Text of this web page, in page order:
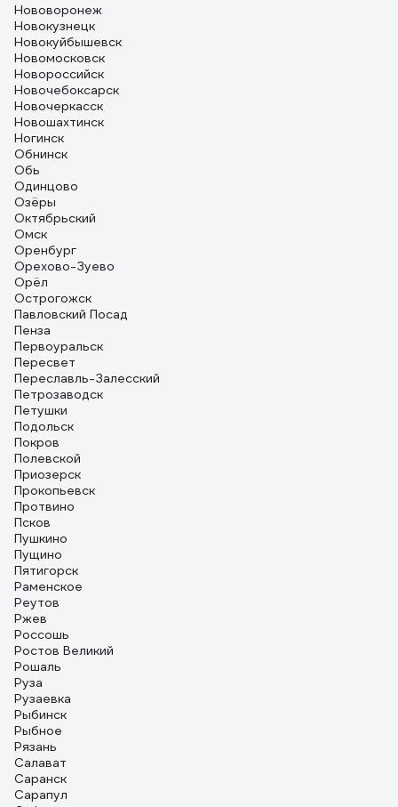
Нововоронеж
Новокузнецк
Новокуйбышевск
Новомосковск
Новороссийск
Новочебоксарск
Новочеркасск
Новошахтинск
Ногинск
Обнинск
Обь
Одинцово
Озёры
Октябрьский
Омск
Оренбург
Орехово-Зуево
Орёл
Острогожск
Павловский Посад
Пенза
Первоуральск
Пересвет
Переславль-Залесский
Петрозаводск
Петушки
Подольск
Покров
Полевской
Приозерск
Прокопьевск
Протвино
Псков
Пушкино
Пущино
Пятигорск
Раменское
Реутов
Ржев
Россошь
Ростов Великий
Рошаль
Руза
Рузаевка
Рыбинск
Рыбное
Рязань
Салават
Саранск
Сарапул